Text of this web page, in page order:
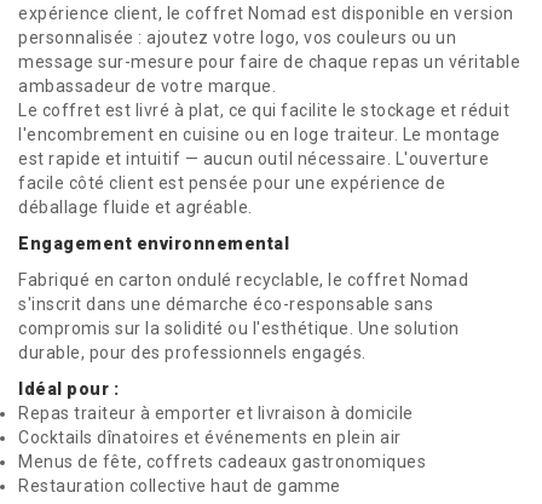
expérience client, le coffret Nomad est disponible en version
personnalisée : ajoutez votre logo, vos couleurs ou un
message sur-mesure pour faire de chaque repas un véritable
ambassadeur de votre marque.
Le coffret est livré à plat, ce qui facilite le stockage et réduit
l'encombrement en cuisine ou en loge traiteur. Le montage
est rapide et intuitif — aucun outil nécessaire. L'ouverture
facile côté client est pensée pour une expérience de
déballage fluide et agréable.
Engagement environnemental
Fabriqué en carton ondulé recyclable, le coffret Nomad
s'inscrit dans une démarche éco-responsable sans
compromis sur la solidité ou l'esthétique. Une solution
durable, pour des professionnels engagés.
Idéal pour :
Repas traiteur à emporter et livraison à domicile
Cocktails dînatoires et événements en plein air
Menus de fête, coffrets cadeaux gastronomiques
Restauration collective haut de gamme